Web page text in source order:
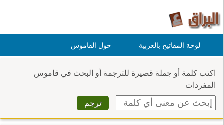
لوحة المفاتيح بالعربية حول القاموس
اكتب كلمة أو جملة قصيرة للترجمة أو البحث في قاموس
المفردات